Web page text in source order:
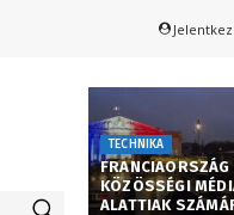
TECHNIKA
FRANCIAORSZÁG
KÖZÖSSÉGI
ALATTIAK